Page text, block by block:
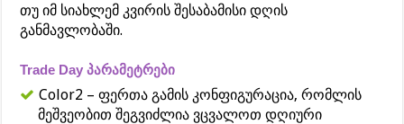
თუ იმ სიახლემ კვირის შესაბამისი დღის
განმავლობაში.
Trade Day პარამეტრები
Color2 – ფერთა გამის კონფიგურაცია, რომლის
მეშვეობით შეგვიძლია ვცვალოთ დღიური